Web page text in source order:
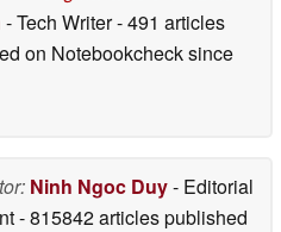
- Tech Writer- 491 articles
on Notebookchecksince
Ninh Ngoc Duy- Editorial
- 815842 articles published